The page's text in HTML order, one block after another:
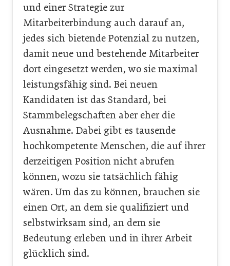
und einer Strategie zur
Mitarbeiterbindung auch darauf an,
jedes sich bietende Potenzial zu nutzen,
damit neue und bestehende Mitarbeiter
dort eingesetzt werden, wo sie maximal
leistungsfähig sind. Bei neuen
Kandidaten ist das Standard, bei
Stammbelegschaften aber eher die
Ausnahme. Dabei gibt es tausende
hochkompetente Menschen, die auf ihrer
derzeitigen Position nicht abrufen
können, wozu sie tatsächlich fähig
wären. Um das zu können, brauchen sie
einen Ort, an dem sie qualifiziert und
selbstwirksam sind, an dem sie
Bedeutung erleben und in ihrer Arbeit
glücklich sind.